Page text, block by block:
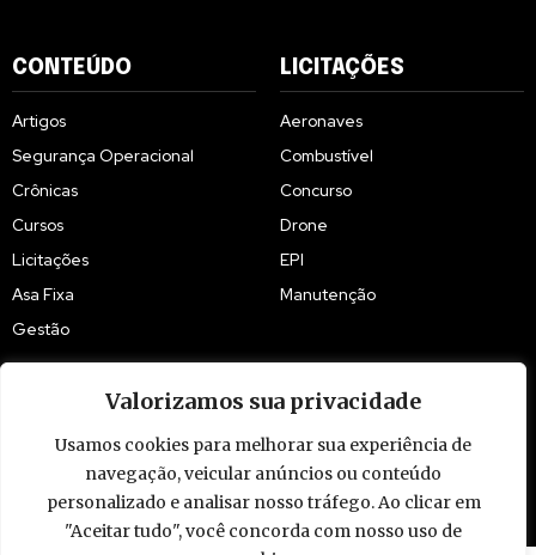
Valorizamos sua privacidade
Usamos cookies para melhorar sua experiência de
navegação, veicular anúncios ou conteúdo
personalizado e analisar nosso tráfego. Ao clicar em
"Aceitar tudo", você concorda com nosso uso de
CONTEÚDO
Artigos
Segurança Operacional
Crônicas
Cursos
Licitações
Asa Fixa
Gestão
LICITAÇÕES
Aeronaves
Combustível
Concurso
Drone
EPI
Manutenção
© 2009 - 2026 Piloto Policial. Todos os direitos reservados. Brasil.